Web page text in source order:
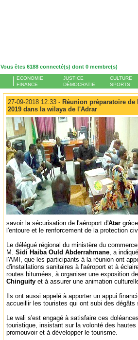
Vous êtes 6188 connecté(s) dont 0 membre(s)
ECONOMIE
FINANCE
JUSTICE
DÉMOCRATIE
CULTURE
SPORTS
27-09-2018 12:33 - Réunion préparatoire
2019 dans la wilaya de l'Adrar
savoir la sécurisation de l'aéroport d'Atar
l'entoure et le renforcement de la protection
Le délégué régional du ministère du
M. Sidi Haiba Ould Abderrahmane, a
l'AMI, que les participants à la réunion ont
d'installations sanitaires à l'aéroport et à
routes bitumées, à organiser une exposition
Chinguity et à assurer une animation
Ils ont aussi appelé à apporter un appui
accueillir les touristes qui ont subi des dégâts
Le wali s'est engagé à satisfaire ces
touristique, insistant sur la volonté des
promouvoir et à développer le tourisme.